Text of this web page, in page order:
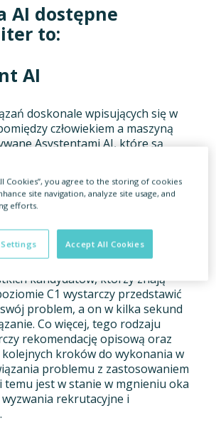
AI dostępne
to:
AI
doskonale wpisujących się w
człowiekiem a maszyną
Asystentami AI, które są
problemy, z jakimi borykają
czy chodzi o to, że kandydaci
czy potrzebne jest
w taki sposób, by
kandydatów, którzy znają
C1 wystarczy przedstawić
problem, a on w kilka sekund
Co więcej, tego rodzaju
rekomendację opisową oraz
kolejnych kroków do wykonania w
problemu z zastosowaniem
temu jest w stanie w mgnieniu oka
rekrutacyjne i
Cookies”, you agree to the storing of cookies
site navigation, analyze site usage, and
efforts.
Accept All Cookies